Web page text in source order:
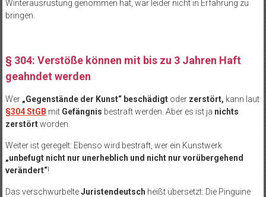
Winterausrüstung genommen hat, war leider nicht in Erfahrung zu
bringen.
§ 304: Verstöße können mit bis zu 3 Jahren Haft
geahndet werden
Wer „Gegenstände der Kunst“ beschädigtoder zerstört, kann laut
§304 StGB mit Gefängnis bestraft werden. Aber es ist ja nichts
zerstörtworden.
Weiter ist geregelt: Ebenso wird bestraft, wer ein Kunstwerk
„unbefugt nicht nur unerheblich und nicht nur vorübergehend
verändert“!
Das verschwurbelteJuristendeutsch heißt übersetzt: Die Pinguine